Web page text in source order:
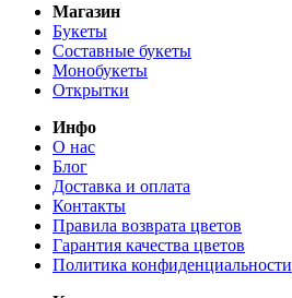
Магазин
Букеты
Составные букеты
Монобукеты
Открытки
Инфо
О нас
Блог
Доставка и оплата
Контакты
Правила возврата цветов
Гарантия качества цветов
Политика конфиденциальности